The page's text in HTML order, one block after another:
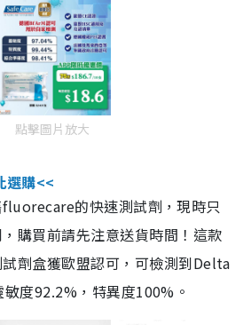
點擊圖片放大
選購<<
的快速測試劑，現時只
購買前請先注意送貨時間！這款
劑盒獲歐盟認可，可檢測到Delta
度92.2%，特異度100%。